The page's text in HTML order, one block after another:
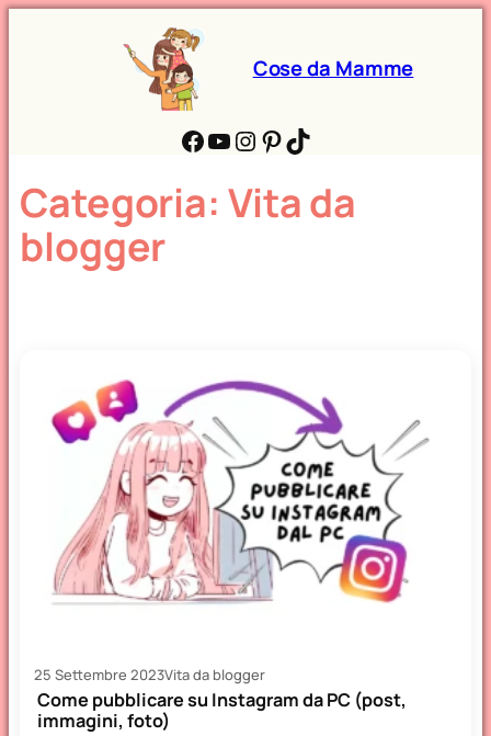
Cose da Mamme
Facebook YouTube Instagram Pinterest TikTok
Categoria: Vita da
blogger
25 Settembre 2023Vita da blogger
Come pubblicare su Instagram da PC (post,
immagini, foto)